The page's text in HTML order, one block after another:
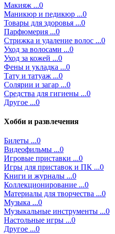
Макияж ...0
Маникюр и педикюр ...0
Товары для здоровья ...0
Парфюмерия ...0
Стрижка и удаление волос ...0
Уход за волосами ...0
Уход за кожей ...0
Фены и укладка ...0
Тату и татуаж ...0
Солярии и загар ...0
Средства для гигиены ...0
Другое ...0
Хобби и развлечения
Билеты ...0
Видеофильмы ...0
Игровые приставки ...0
Игры для приставок и ПК ...0
Книги и журналы ...0
Коллекционирование ...0
Материалы для творчества ...0
Музыка ...0
Музыкальные инструменты ...0
Настольные игры ...0
Другое ...0